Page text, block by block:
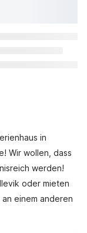
in
Wir wollen, dass
werden!
oder mieten
einem anderen